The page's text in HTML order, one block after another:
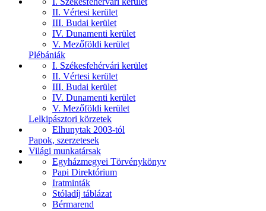
II. Vértesi kerület
III. Budai kerület
IV. Dunamenti kerület
V. Mezőföldi kerület
Plébániák
I. Székesfehérvári kerület
II. Vértesi kerület
III. Budai kerület
IV. Dunamenti kerület
V. Mezőföldi kerület
Lelkipásztori körzetek
Elhunytak 2003-tól
Papok, szerzetesek
Világi munkatársak
Egyházmegyei Törvénykönyv
Papi Direktórium
Iratminták
Stóladíj táblázat
Bérmarend